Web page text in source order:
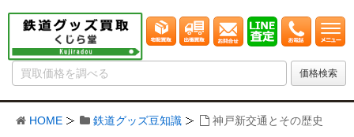
HOME 鉄道グッズ豆知識 神戸新交通とその歴史